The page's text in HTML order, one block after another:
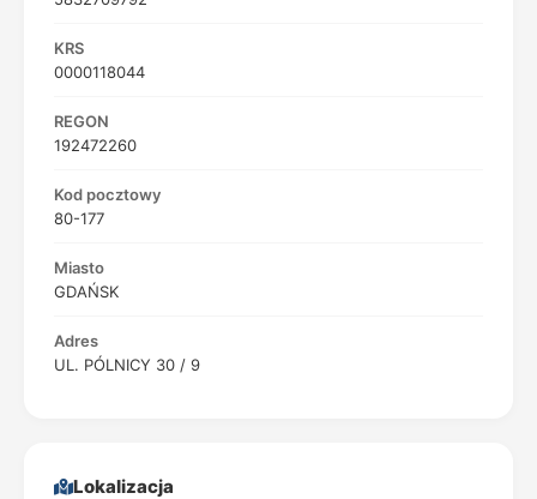
KRS
0000118044
REGON
192472260
Kod pocztowy
80-177
Miasto
GDAŃSK
Adres
UL. PÓLNICY 30 / 9
Lokalizacja